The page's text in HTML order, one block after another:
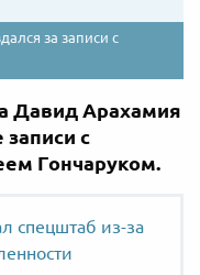
за записи с
Давид Арахамия
с
Гончаруком.
спецштаб из-за